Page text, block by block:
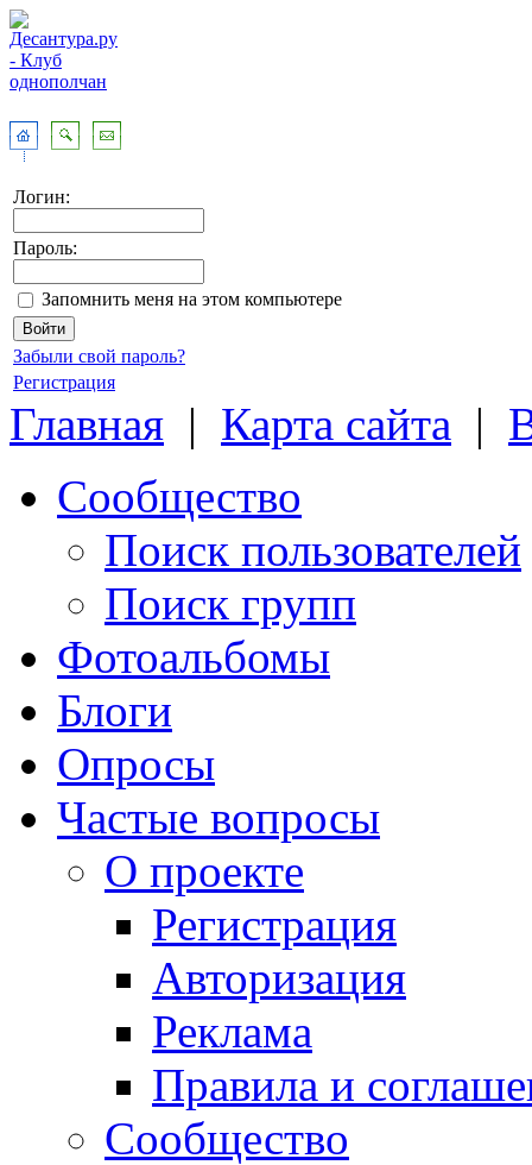
Логин:
Пароль:
Запомнить меня на этом компьютере
Забыли свой пароль?
Регистрация
Главная | Карта сайта |
Сообщество
Поиск пользователей
Поиск групп
Фотоальбомы
Блоги
Опросы
Частые вопросы
О проекте
Регистрация
Авторизация
Реклама
Правила и
Сообщество